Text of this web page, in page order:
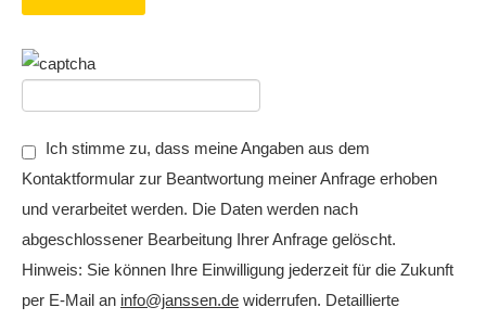
Ich stimme zu, dass meine Angaben aus dem
Kontaktformular zur Beantwortung meiner Anfrage erhoben
und verarbeitet werden. Die Daten werden nach
abgeschlossener Bearbeitung Ihrer Anfrage gelöscht.
Hinweis: Sie können Ihre Einwilligung jederzeit für die Zukunft
per E-Mail an info@janssen.de widerrufen. Detaillierte